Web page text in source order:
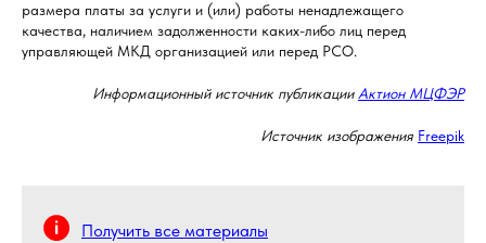
размера платы за услуги и (или) работы ненадлежащего
качества, наличием задолженности каких-либо лиц перед
управляющей МКД организацией или перед РСО.
Информационный источник публикации Актион МЦФЭР
Источник изображения Freepik
Получить все материалы